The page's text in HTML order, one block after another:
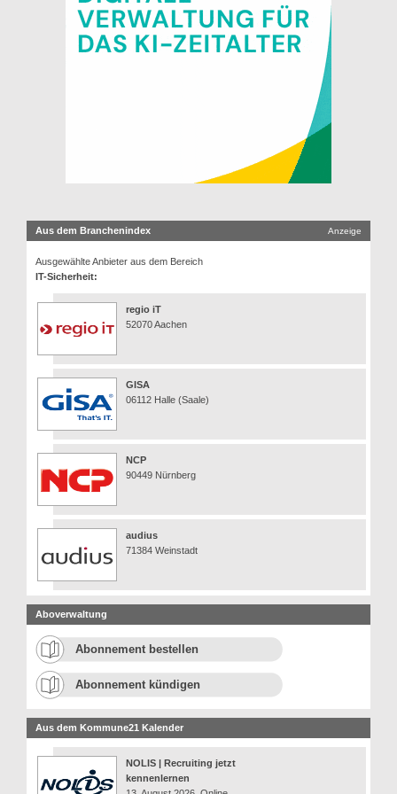
Aus dem Branchenindex Anzeige
Ausgewählte Anbieter aus dem Bereich
IT-Sicherheit:
regio iT
52070 Aachen
GISA
06112 Halle (Saale)
NCP
90449 Nürnberg
audius
71384 Weinstadt
Aboverwaltung
Abonnement bestellen
Abonnement kündigen
Aus dem Kommune21 Kalender
NOLIS | Recruiting jetzt
kennenlernen